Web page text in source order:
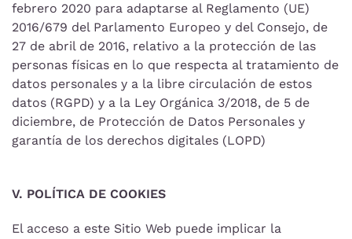
febrero 2020 para adaptarse al Reglamento (UE)
2016/679 del Parlamento Europeo y del Consejo, de
27 de abril de 2016, relativo a la protección de las
personas físicas en lo que respecta al tratamiento de
datos personales y a la libre circulación de estos
datos (RGPD) y a la Ley Orgánica 3/2018, de 5 de
diciembre, de Protección de Datos Personales y
garantía de los derechos digitales (LOPD)
V. POLÍTICA DE COOKIES
El acceso a este Sitio Web puede implicar la